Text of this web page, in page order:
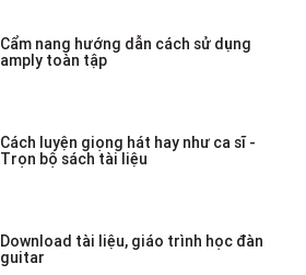
Cẩm nang hướng dẫn cách sử dụng
amply toàn tập
Cách luyện giọng hát hay như ca sĩ -
Trọn bộ sách tài liệu
Download tài liệu, giáo trình học đàn
guitar